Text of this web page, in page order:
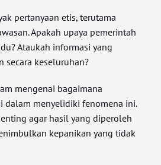
pertanyaan etis, terutama
Apakah upaya pemerintah
Ataukah informasi yang
secara keseluruhan?
mengenai bagaimana
dalam menyelidiki fenomena ini.
agar hasil yang diperoleh
kepanikan yang tidak